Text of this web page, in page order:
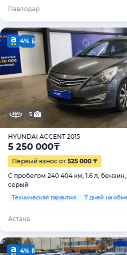
Павлодар
4%
5
HYUNDAI ACCENT 2015
5 250 000₸
Первый взнос от 525 000 ₸
С пробегом 240 404 км, 1.6 л,
серый
Техническая гарантия 7 дней на
Астана
4%